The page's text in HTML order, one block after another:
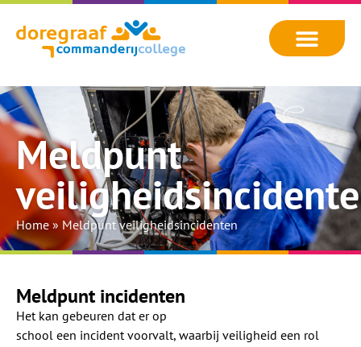
Meldpunt
Home»Meldpunt veiligheidsincidenten
Meldpunt incidenten
Het kan gebeuren dat er op
school een incident voorvalt, waarbij veiligheid een rol